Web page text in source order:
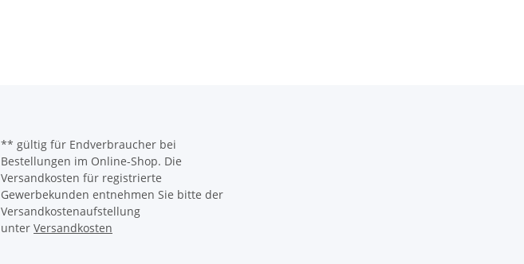
** gültig für Endverbraucher bei
Bestellungen im Online-Shop. Die
Versandkosten für registrierte
Gewerbekunden entnehmen Sie bitte der
Versandkostenaufstellung
unter Versandkosten